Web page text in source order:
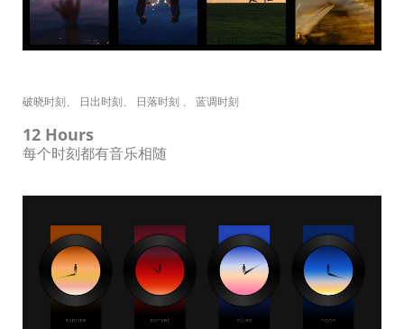
破晓时刻、 日出时刻、 日落时刻 、 蓝调时刻
12 Hours
每个时刻都有音乐相随